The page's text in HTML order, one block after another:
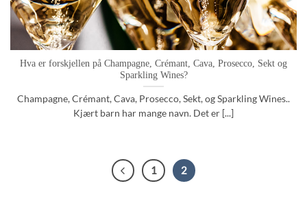
Hva er forskjellen på Champagne, Crémant, Cava, Prosecco, Sekt og
Sparkling Wines?
Champagne, Crémant, Cava, Prosecco, Sekt, og Sparkling Wines..
Kjært barn har mange navn. Det er [...]
1 2